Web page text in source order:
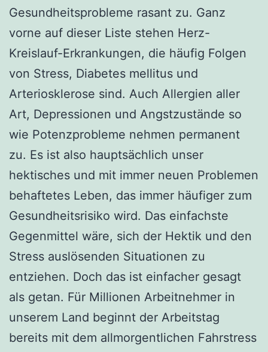
Gesundheitsprobleme rasant zu. Ganz
vorne auf dieser Liste stehen Herz-
Kreislauf-Erkrankungen, die häufig Folgen
von Stress, Diabetes mellitus und
Arteriosklerose sind. Auch Allergien aller
Art, Depressionen und Angstzustände so
wie Potenzprobleme nehmen permanent
zu. Es ist also hauptsächlich unser
hektisches und mit immer neuen Problemen
behaftetes Leben, das immer häufiger zum
Gesundheitsrisiko wird. Das einfachste
Gegenmittel wäre, sich der Hektik und den
Stress auslösenden Situationen zu
entziehen. Doch das ist einfacher gesagt
als getan. Für Millionen Arbeitnehmer in
unserem Land beginnt der Arbeitstag
bereits mit dem allmorgentlichen Fahrstress